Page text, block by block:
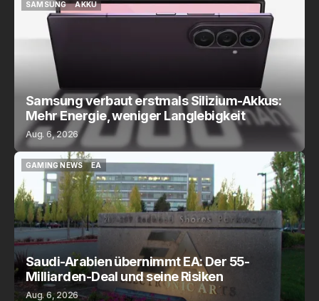
SAMSUNG
SAMSUNG
AKKU
AKKU
Samsung verbaut erstmals Silizium-Akkus:
Mehr Energie, weniger Langlebigkeit
Aug. 6, 2026
GAMING NEWS
GAMING NEWS
EA
EA
Saudi-Arabien übernimmt EA: Der 55-
Milliarden-Deal und seine Risiken
Aug. 6, 2026